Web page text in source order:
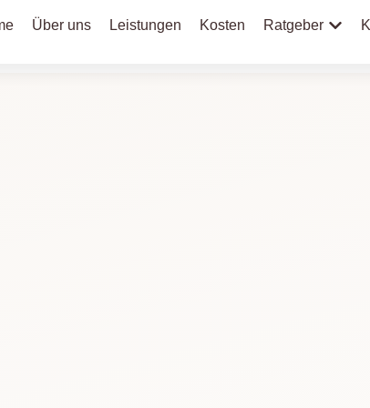
Über uns Leistungen Kosten Ratgeber